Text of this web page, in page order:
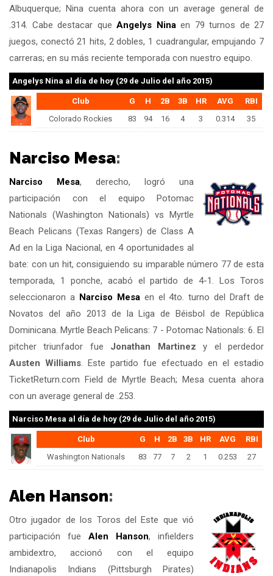
Albuquerque; Nina cuenta ahora con un average general de
.314. Cabe destacar que Angelys Ninaen 79 turnos de 27
juegos, conectó 21 hits, 2 dobles, 1 cuadrangular, empujando 7
carreras; en su más reciente temporada con nuestro equipo.
Angelys Nina al día de hoy (29 de Julio del año 2015)
Club G H 2B 3B HR AVG
RBI
Colorado Rockies
83 94 16 4 3 0.314 35
Narciso Mesa:
Narciso Mesa, derecho, logró una
participación con el equipo Potomac
Nationals (Washington Nationals) vs Myrtle
Beach Pelicans (Texas Rangers) de Class A
Ad en la Liga Nacional, en 4 oportunidades al
bate: con un hit, consiguiendo su imparable número 77 de esta
temporada, 1 ponche, acabó el partido de 4-1. Los Toros
seleccionaron a Narciso Mesaen el 4to. turno del Draft de
Novatos del año 2013 de la Liga de Béisbol de República
Dominicana. Myrtle Beach Pelicans: 7 - Potomac Nationals: 6. El
pitcher triunfador fue Jonathan Martinez y el perdedor
Austen Williams. Este partido fue efectuado en el estadio
TicketReturn.com Field de Myrtle Beach; Mesa cuenta ahora
con un average general de .253.
Narciso Mesa al día de hoy (29 de Julio del año 2015)
Club G H 2B 3B HR AVG
RBI
Washington Nationals
83 77 7 2 1 0.253 27
Alen Hanson:
Otro jugador de los Toros del Este que vió
participación fue Alen Hanson, infielders
ambidextro, accionó con el equipo
Indianapolis Indians (Pittsburgh Pirates)